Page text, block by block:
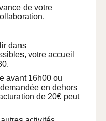
de votre
dans
votre accueil
avant 16h00 ou
en dehors
de 20€ peut